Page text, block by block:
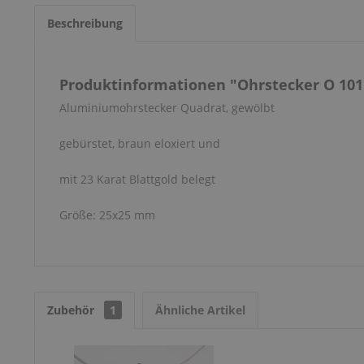
Beschreibung
Produktinformationen "Ohrstecker O
Aluminiumohrstecker Quadrat, gewölbt
gebürstet, braun eloxiert und
mit 23 Karat Blattgold belegt
Größe: 25x25 mm
Zubehör 1 Ähnliche Artikel